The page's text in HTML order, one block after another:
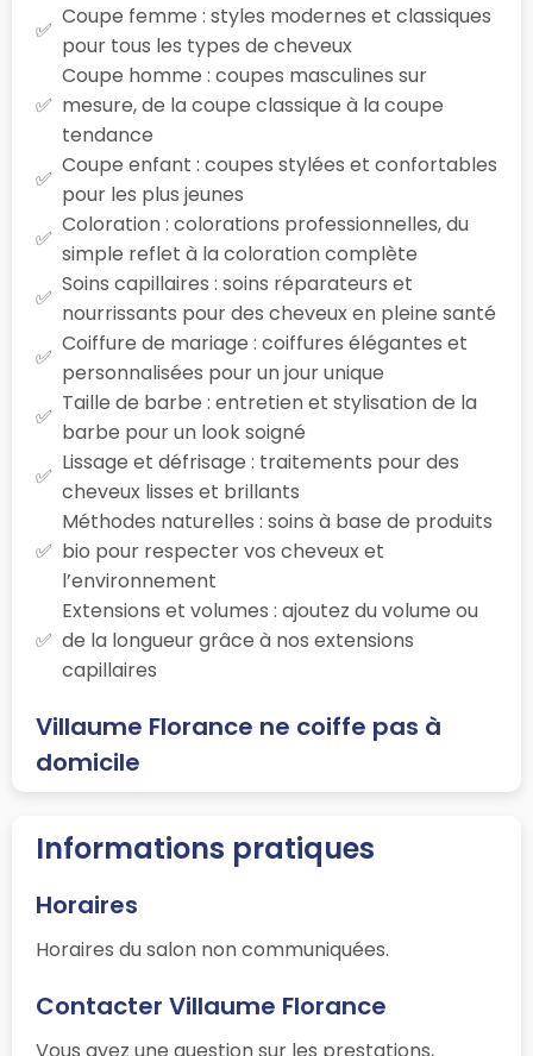
Coupe femme : styles modernes et classiques
pour tous les types de cheveux
Coupe homme : coupes masculines sur
mesure, de la coupe classique à la coupe
tendance
Coupe enfant : coupes stylées et confortables
pour les plus jeunes
Coloration : colorations professionnelles, du
simple reflet à la coloration complète
Soins capillaires : soins réparateurs et
nourrissants pour des cheveux en pleine santé
Coiffure de mariage : coiffures élégantes et
personnalisées pour un jour unique
Taille de barbe : entretien et stylisation de la
barbe pour un look soigné
Lissage et défrisage : traitements pour des
cheveux lisses et brillants
Méthodes naturelles : soins à base de produits
bio pour respecter vos cheveux et
l’environnement
Extensions et volumes : ajoutez du volume ou
de la longueur grâce à nos extensions
capillaires
Villaume Florance ne coiffe pas à
domicile
Informations pratiques
Horaires
Horaires du salon non communiquées.
Contacter Villaume Florance
Vous avez une question sur les prestations,